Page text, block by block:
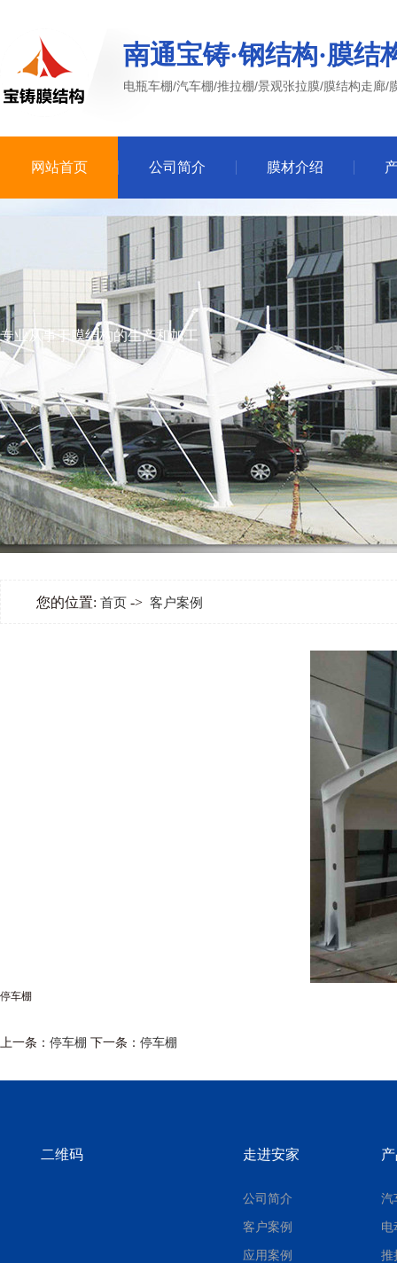
南通宝铸·钢结构·膜结
电瓶车棚/汽车棚/推拉棚/景观张拉膜/膜结构走廊/
网站首页 公司简介 膜材介绍
专业从事于膜结构的生产和加工
您的位置: 首页 -> 客户案例
停车棚
上一条： 停车棚 下一条： 停车棚
二维码 走进安家
公司简介
客户案例
应用案例
汽
电
推